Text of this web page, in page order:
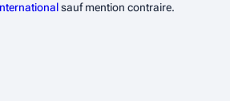
sauf mention contraire.